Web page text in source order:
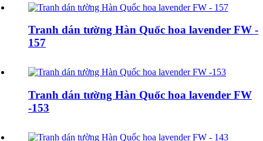
Tranh dán tường Hàn Quốc hoa lavender FW -
157
Tranh dán tường Hàn Quốc hoa lavender FW
-153